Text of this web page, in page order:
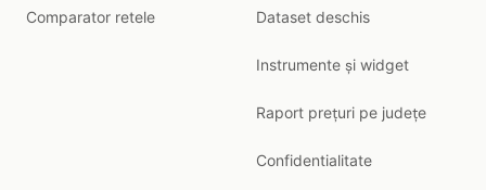
Comparator retele Dataset deschis
Instrumente și widget
Raport prețuri pe județe
Confidentialitate